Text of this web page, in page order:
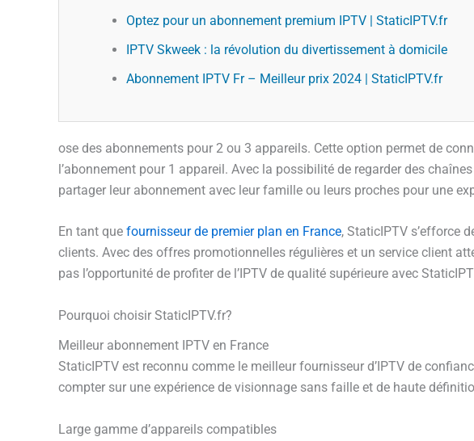
Optez pour un abonnement premium IPTV | StaticIPTV.fr
IPTV Skweek : la révolution du divertissement à domicile
Abonnement IPTV Fr – Meilleur prix 2024 | StaticIPTV.fr
ose des abonnements pour 2 ou 3 appareils. Cette option permet de
l’abonnement pour 1 appareil. Avec la possibilité de regarder des
partager leur abonnement avec leur famille ou leurs proches pour une
En tant que fournisseur de premier plan en France, StaticIPTV s’efforce
clients. Avec des offres promotionnelles régulières et un service client
pas l’opportunité de profiter de l’IPTV de qualité supérieure avec
Pourquoi choisir StaticIPTV.fr?
Meilleur abonnement IPTV en France
StaticIPTV est reconnu comme le meilleur fournisseur d’IPTV de
compter sur une expérience de visionnage sans faille et de haute
Large gamme d’appareils compatibles